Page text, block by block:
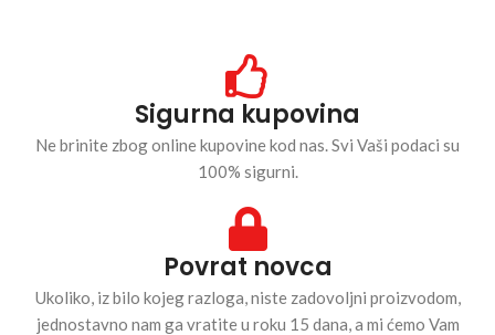
Sigurna kupovina
Ne brinite zbog online kupovine kod nas. Svi Vaši podaci su
100% sigurni.
Povrat novca
Ukoliko, iz bilo kojeg razloga, niste zadovoljni proizvodom,
jednostavno nam ga vratite u roku 15 dana, a mi ćemo Vam